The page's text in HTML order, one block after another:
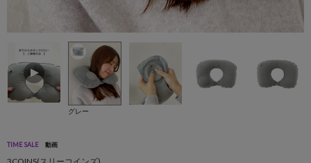
グレー
TIME SALE 動画